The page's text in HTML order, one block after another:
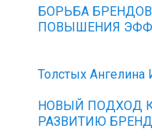
БОРЬБА
ПОВЫШЕНИЯ
Толстых Ангелина
НОВЫЙ ПОДХОД
РАЗВИТИЮ